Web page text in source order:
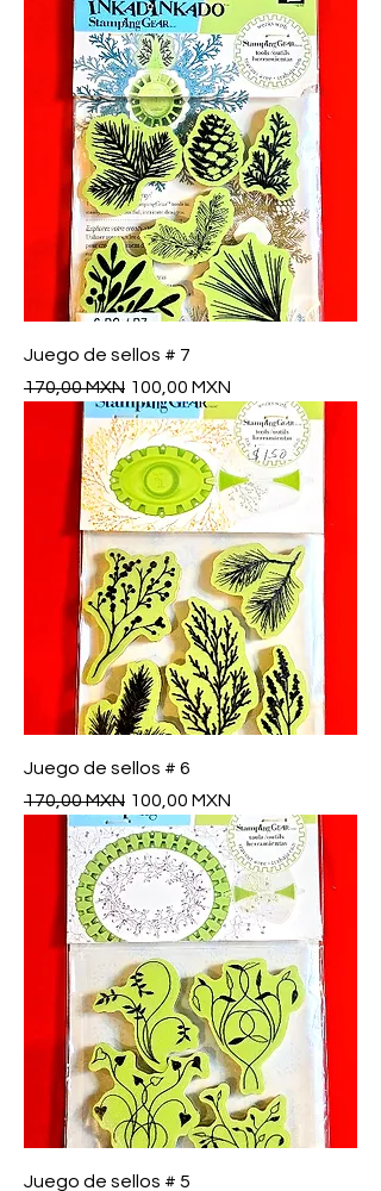
Juego de sellos # 7
Precio
170,00 MXN Precio de oferta
100,00 MXN
Juego de sellos # 6
Precio
170,00 MXN Precio de oferta
100,00 MXN
Juego de sellos # 5